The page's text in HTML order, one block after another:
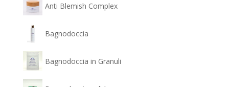
Anti Blemish Complex
Bagnodoccia
Bagnodoccia in Granuli